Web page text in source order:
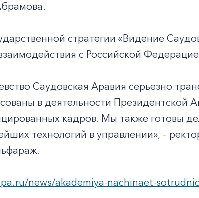
стратегии «Видение
с Российской
Саудовская Аравия серьезно
в деятельности Президентской
кадров. Мы также готовы
технологий в управлении», –
news/akademiya-nachinaet-